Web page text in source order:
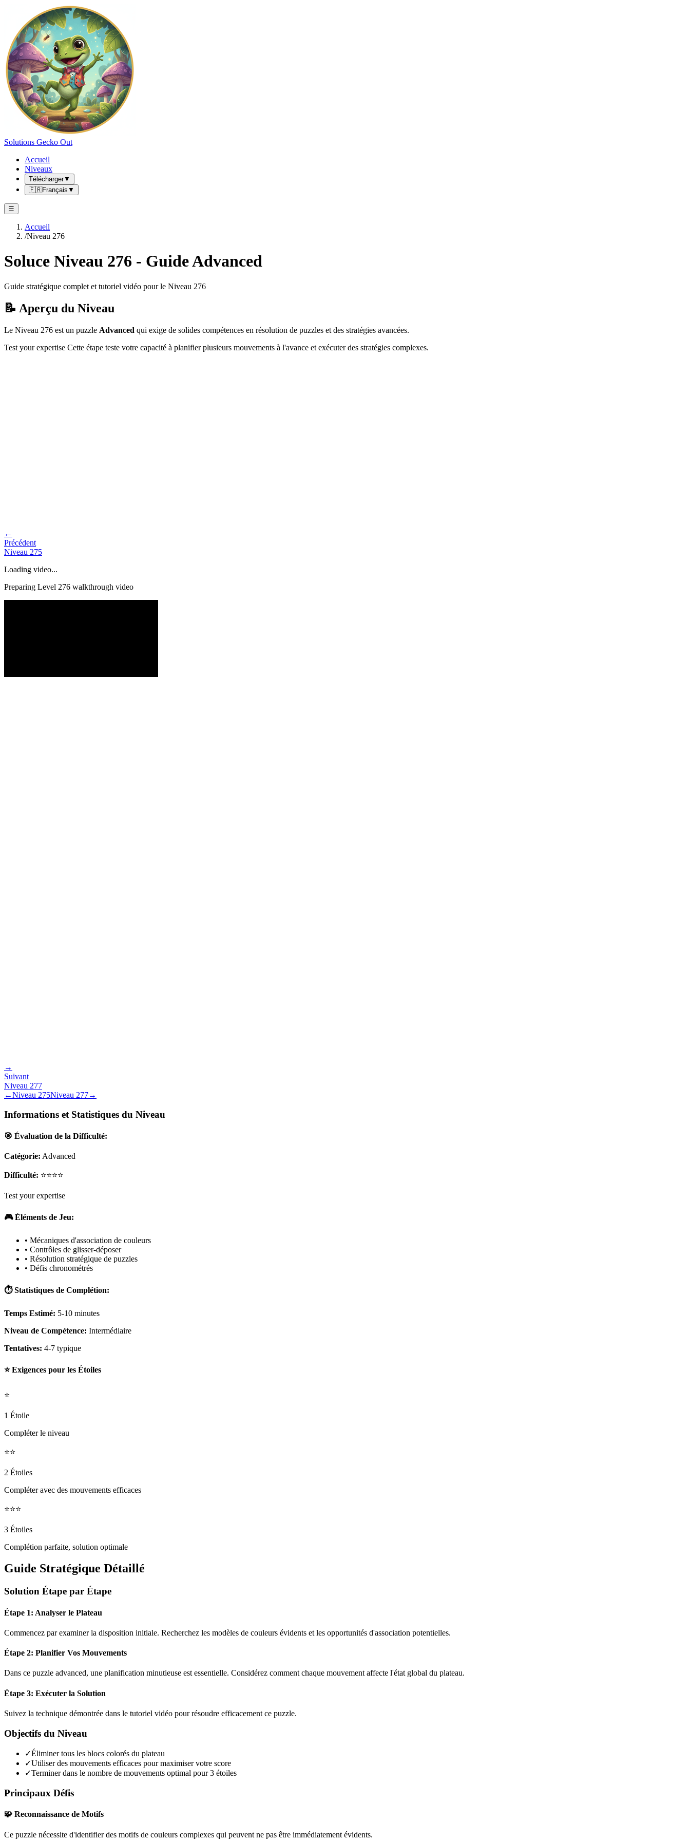
Solutions Gecko Out
Accueil
Niveaux
Télécharger▼
🇫🇷Français ▼
☰
Accueil
/Niveau 276
Soluce Niveau 276 - GuideAdvanced
Guide stratégique complet et tutoriel vidéo pour le Niveau 276
📝 Aperçu du Niveau
Le Niveau 276 est un puzzle Advanced qui exige de solides compétences en résolution de puzzles et des stratégies avancées.
Test your expertise Cette étape teste votre capacité à planifier plusieurs mouvements à l'avance et exécuter des stratégies complexes.
←
Précédent
Niveau 275
Loading video...
Preparing Level 276 walkthrough video
→
Suivant
Niveau 277
←Niveau 275Niveau 277→
Informations et Statistiques du Niveau
🎯 Évaluation de la Difficulté:
Catégorie: Advanced
Difficulté: ⭐⭐⭐⭐
Test your expertise
🎮 Éléments de Jeu:
• Mécaniques d'association de couleurs
• Contrôles de glisser-déposer
• Résolution stratégique de puzzles
• Défis chronométrés
⏱️ Statistiques de Complétion:
Temps Estimé: 5-10 minutes
Niveau de Compétence: Intermédiaire
Tentatives: 4-7 typique
⭐ Exigences pour les Étoiles
⭐
1 Étoile
Compléter le niveau
⭐⭐
2 Étoiles
Compléter avec des mouvements efficaces
⭐⭐⭐
3 Étoiles
Complétion parfaite, solution optimale
Guide Stratégique Détaillé
Solution Étape par Étape
Étape 1: Analyser le Plateau
Commencez par examiner la disposition initiale. Recherchez les modèles de couleurs évidents et les opportunités d'association potentielles.
Étape 2: Planifier Vos Mouvements
Dans ce puzzle advanced, une planification minutieuse est essentielle. Considérez comment chaque mouvement affecte l'état global du plateau.
Étape 3: Exécuter la Solution
Suivez la technique démontrée dans le tutoriel vidéo pour résoudre efficacement ce puzzle.
Objectifs du Niveau
✓Éliminer tous les blocs colorés du plateau
✓Utiliser des mouvements efficaces pour maximiser votre score
✓Terminer dans le nombre de mouvements optimal pour 3 étoiles
Principaux Défis
🧩 Reconnaissance de Motifs
Ce puzzle nécessite d'identifier des motifs de couleurs complexes qui peuvent ne pas être immédiatement évidents.